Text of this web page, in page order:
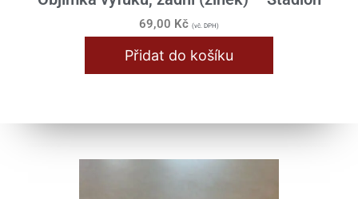
69,00 Kč (vč. DPH)
Přidat do košíku